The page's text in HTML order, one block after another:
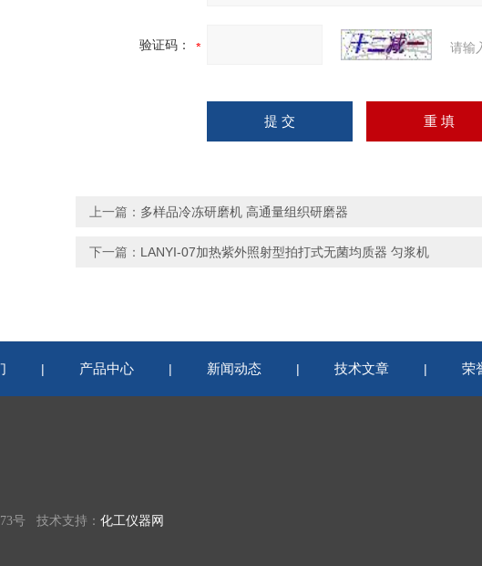
验证码： 请输
上一篇： 多样品冷冻研磨机 高通量组织研磨器
下一篇： LANYI-07加热紫外照射型拍打式无菌均质器 匀浆机
| 产品中心 | 新闻动态 | 技术文章 | 荣
号 技术支持： 化工仪器网